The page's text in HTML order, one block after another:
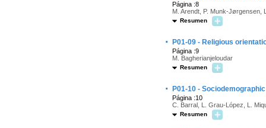
Página :8
M. Arendt, P. Munk-Jørgensen,
Resumen
· P01-09 - Religious
Página :9
M. Bagherianjeloudar
Resumen
· P01-10 -
Página :10
C. Barral, L. Grau-López, L.
Resumen